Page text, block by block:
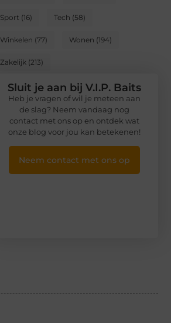
Sport (16) Tech (58)
Winkelen (77) Wonen (194)
Zakelijk (213)
Sluit je aan bij V.I.P. Baits
Heb je vragen of wil je meteen aan
de slag? Neem vandaag nog
contact met ons op en ontdek wat
onze blog voor jou kan betekenen!
Neem contact met ons op